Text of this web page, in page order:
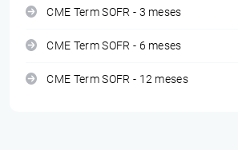
CME Term SOFR - 3 meses
CME Term SOFR - 6 meses
CME Term SOFR - 12 meses